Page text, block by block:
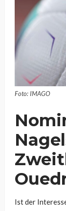
Foto: IMAGO
Ist der